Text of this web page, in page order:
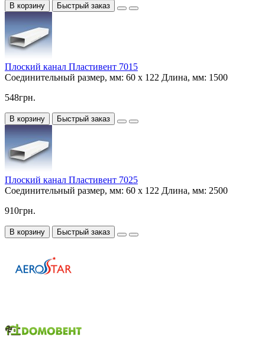
В корзину Быстрый заказ
Плоский канал Пластивент 7015
Соединительный размер, мм: 60 х 122 Длина, мм: 1500
548грн.
В корзину Быстрый заказ
Плоский канал Пластивент 7025
Соединительный размер, мм: 60 х 122 Длина, мм: 2500
910грн.
В корзину Быстрый заказ